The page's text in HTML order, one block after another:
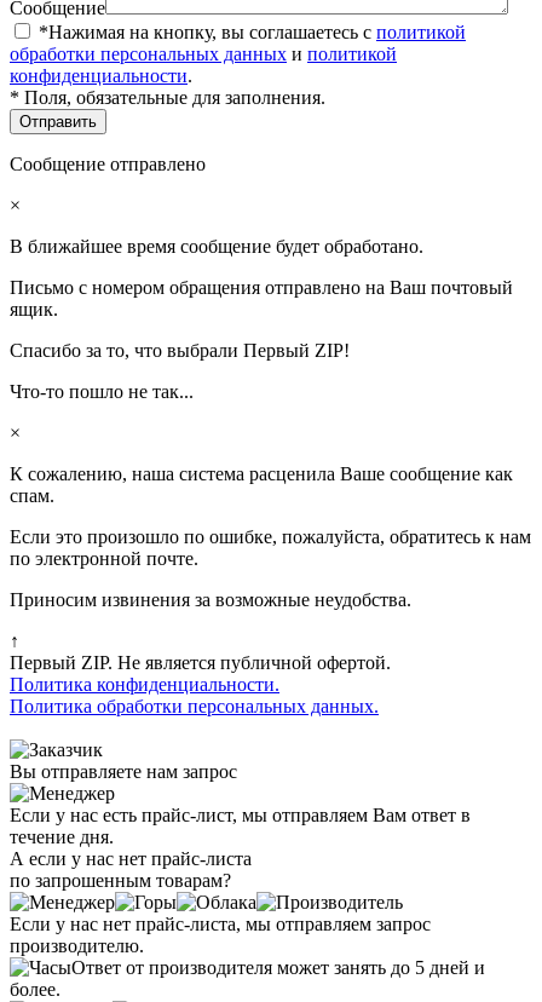
Сообщение
*Нажимая на кнопку, вы соглашаетесь с политикой
обработки персональных данных и политикой
конфиденциальности.
* Поля, обязательные для заполнения.
Сообщение отправлено
×
В ближайшее время сообщение будет обработано.
Письмо с номером обращения отправлено на Ваш почтовый
ящик.
Спасибо за то, что выбрали Первый ZIP!
Что-то пошло не так...
×
К сожалению, наша система расценила Ваше сообщение как
спам.
Если это произошло по ошибке, пожалуйста, обратитесь к нам
по электронной почте.
Приносим извинения за возможные неудобства.
↑
Первый ZIP. Не является публичной офертой.
Политика конфиденциальности.
Политика обработки персональных данных.
Вы отправляете нам запрос
Если у нас есть прайс-лист, мы отправляем Вам ответ в
течение дня.
А если у нас нет прайс-листа
по запрошенным товарам?
Если у нас нет прайс-листа, мы отправляем запрос
производителю.
Ответ от производителя может занять до 5 дней и
более.